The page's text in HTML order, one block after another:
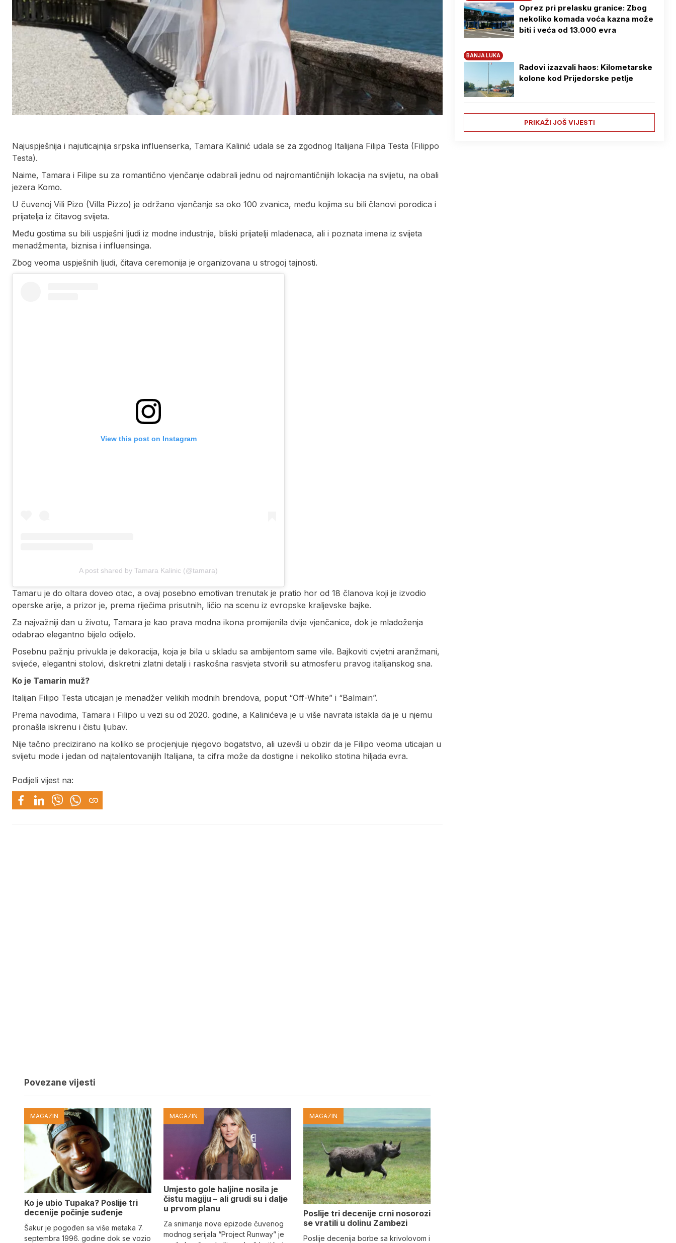
Najuspješnija i najuticajnija srpska influenserka, Tamara Kalinić udala se za zgodnog Italijana Filipa Testa (Filippo
Testa).
Naime, Tamara i Filipe su za romantično vjenčanje odabrali jednu od najromantičnijih lokacija na svijetu, na obali
jezera Komo.
U čuvenoj Vili Pizo (Villa Pizzo) je održano vjenčanje sa oko 100 zvanica, među kojima su bili članovi porodica i
prijatelja iz čitavog svijeta.
Među gostima su bili uspješni ljudi iz modne industrije, bliski prijatelji mladenaca, ali i poznata imena iz svijeta
menadžmenta, biznisa i influensinga.
Zbog veoma uspješnih ljudi, čitava ceremonija je organizovana u strogoj tajnosti.
View this post on Instagram
A post shared by Tamara Kalinic (@tamara)
Tamaru je do oltara doveo otac, a ovaj posebno emotivan trenutak je pratio hor od 18 članova koji je izvodio
operske arije, a prizor je, prema riječima prisutnih, ličio na scenu iz evropske kraljevske bajke.
Za najvažniji dan u životu, Tamara je kao prava modna ikona promijenila dvije vjenčanice, dok je mladoženja
odabrao elegantno bijelo odijelo.
Posebnu pažnju privukla je dekoracija, koja je bila u skladu sa ambijentom same vile. Bajkoviti cvjetni aranžmani,
svijeće, elegantni stolovi, diskretni zlatni detalji i raskošna rasvjeta stvorili su atmosferu pravog italijanskog sna.
Ko je Tamarin muž?
Italijan Filipo Testa uticajan je menadžer velikih modnih brendova, poput “Off-White” i “Balmain”.
Prema navodima, Tamara i Filipo u vezi su od 2020. godine, a Kalinićeva je u više navrata istakla da je u njemu
pronašla iskrenu i čistu ljubav.
Nije tačno precizirano na koliko se procjenjuje njegovo bogatstvo, ali uzevši u obzir da je Filipo veoma uticajan u
svijetu mode i jedan od najtalentovanijih Italijana, ta cifra može da dostigne i nekoliko stotina hiljada evra.
Podijeli vijest na:
Povezane vijesti
MAGAZIN
Ko je ubio Tupaka? Poslije tri
decenije počinje suđenje
Šakur je pogođen sa više metaka 7.
septembra 1996. godine dok se vozio
MAGAZIN
Umjesto gole haljine nosila je
čistu magiju – ali grudi su i dalje
u prvom planu
Za snimanje nove epizode čuvenog
modnog serijala “Project Runway” je
MAGAZIN
Poslije tri decenije crni nosorozi
se vratili u dolinu Zambezi
Poslije decenija borbe sa krivolovom i
Oprez pri prelasku granice: Zbog
nekoliko komada voća kazna može
biti i veća od 13.000 evra
BANJA LUKA
Radovi izazvali haos: Kilometarske
kolone kod Prijedorske petlje
PRIKAŽI JOŠ VIJESTI